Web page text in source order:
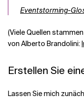
Eventstorming-
(Viele Quellen
von Alberto Brandolini:
Erstellen Sie
Lassen Sie mich